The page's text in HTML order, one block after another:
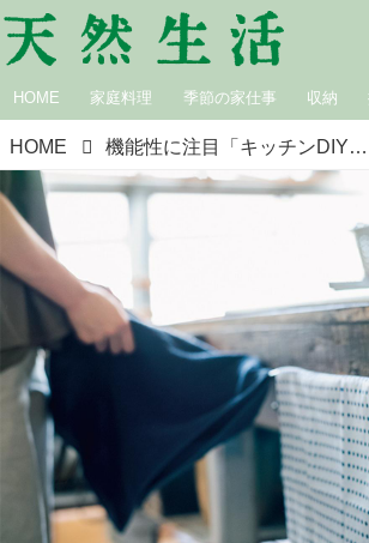
HOME 家庭料理 季節の家仕事 収納
HOME 機能性に注目「キッチンDIY」実例。邪魔にならない“タオル掛け”と、自然に水がきれる“水切りトレイ”の工夫／革作家・曽田京子さん